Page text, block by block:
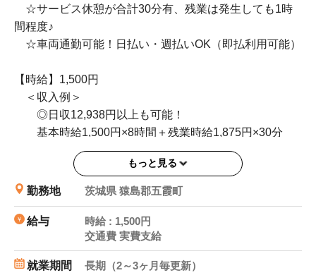
☆サービス休憩が合計30分有、残業は発生しても1時
間程度♪
☆車両通勤可能！日払い・週払いOK（即払利用可能）
【時給】1,500円
＜収入例＞
◎日収12,938円以上も可能！
基本時給1,500円×8時間＋残業時給1,875円×30分
◎月収258,760円以上も可能！
日収12,938円×20日勤務
※上記は、1日あたり残業30分で、月間20日勤務し
★本掲載の『 応募する 』ボタンより
お気軽にご応募ください！ドライバー事業部の担当よ
りご連絡申し上げます！
もっと見る
勤務地 茨城県 猿島郡五霞町
給与
時給 : 1,500円
交通費 実費支給
就業期間 長期（2～3ヶ月毎更新）